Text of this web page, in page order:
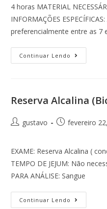
4 horas MATERIAL
INFORMAÇÕES
preferencialmente entre as 7
Continuar Lendo
Reserva Alcalina
gustavo fevereiro
EXAME: Reserva Alcalina (
TEMPO DE JEJUM: Não
PARA ANÁLISE: Sangue
Continuar Lendo